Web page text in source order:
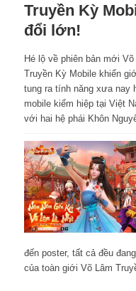
Truyền Kỳ
đổi lớn!
Hé lộ về phiên bản mới
Truyền Kỳ Mobile khiến
tung ra tính năng xưa nay
mobile kiếm hiệp tại Việt
với hai hệ phái Khôn
đến poster, tất cả đều
của toàn giới Võ Lâm